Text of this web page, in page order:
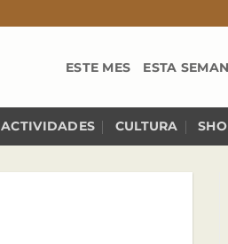
ESTE MES ESTA
ACTIVIDADES CULTURA